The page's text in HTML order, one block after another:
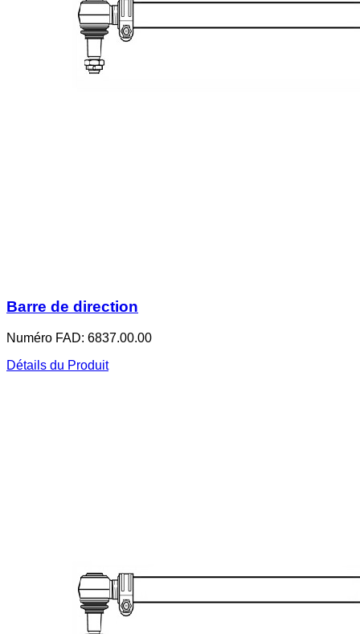
Barre de direction
Numéro FAD: 6837.00.00
Détails du Produit